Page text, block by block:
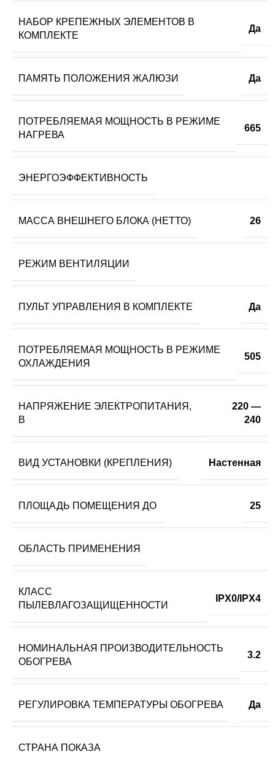
НАБОР КРЕПЕЖНЫХ ЭЛЕМЕНТОВ В
КОМПЛЕКТЕ
Да
ПАМЯТЬ ПОЛОЖЕНИЯ ЖАЛЮЗИ Да
ПОТРЕБЛЯЕМАЯ МОЩНОСТЬ В РЕЖИМЕ
НАГРЕВА
665
ЭНЕРГОЭФФЕКТИВНОСТЬ
МАССА ВНЕШНЕГО БЛОКА (НЕТТО) 26
РЕЖИМ ВЕНТИЛЯЦИИ
ПУЛЬТ УПРАВЛЕНИЯ В КОМПЛЕКТЕ Да
ПОТРЕБЛЯЕМАЯ МОЩНОСТЬ В РЕЖИМЕ
ОХЛАЖДЕНИЯ
505
НАПРЯЖЕНИЕ ЭЛЕКТРОПИТАНИЯ,
В
220 —
240
ВИД УСТАНОВКИ (КРЕПЛЕНИЯ) Настенная
ПЛОЩАДЬ ПОМЕЩЕНИЯ ДО 25
ОБЛАСТЬ ПРИМЕНЕНИЯ
КЛАСС
ПЫЛЕВЛАГОЗАЩИЩЕННОСТИ
IPX0/IPX4
НОМИНАЛЬНАЯ ПРОИЗВОДИТЕЛЬНОСТЬ
ОБОГРЕВА
3.2
РЕГУЛИРОВКА ТЕМПЕРАТУРЫ ОБОГРЕВА Да
СТРАНА ПОКАЗА